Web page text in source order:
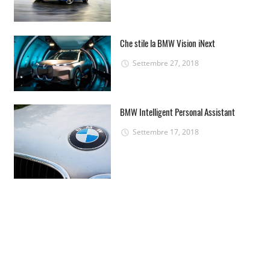
Che stile la BMW Vision iNext
Settembre 27, 2018
BMW Intelligent Personal Assistant
Settembre 17, 2018